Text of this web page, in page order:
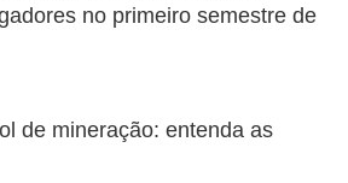
no primeiro semestre de
de mineração: entenda as